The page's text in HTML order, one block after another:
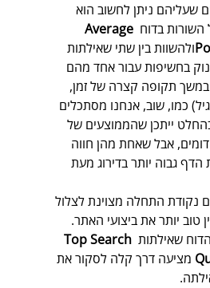
שעליהם ניתן לחשוב הוא
השורות בדוח Average
ולהשוות בין שתי שאילתות
בחשיפות עבור אחד מהם
תקופה קצרה של זמן,
כמו, שוב, אנחנו מסתכלים
ייתכן שהממוצעים של
אבל שאחת מהן חווה
גבוה יותר בדירוג מעת
נקודת התחלה מצוינת לצלול
טוב יותר את ביצועי האתר.
שאילתות Top Search
מציעה דרך קלה לסקור את